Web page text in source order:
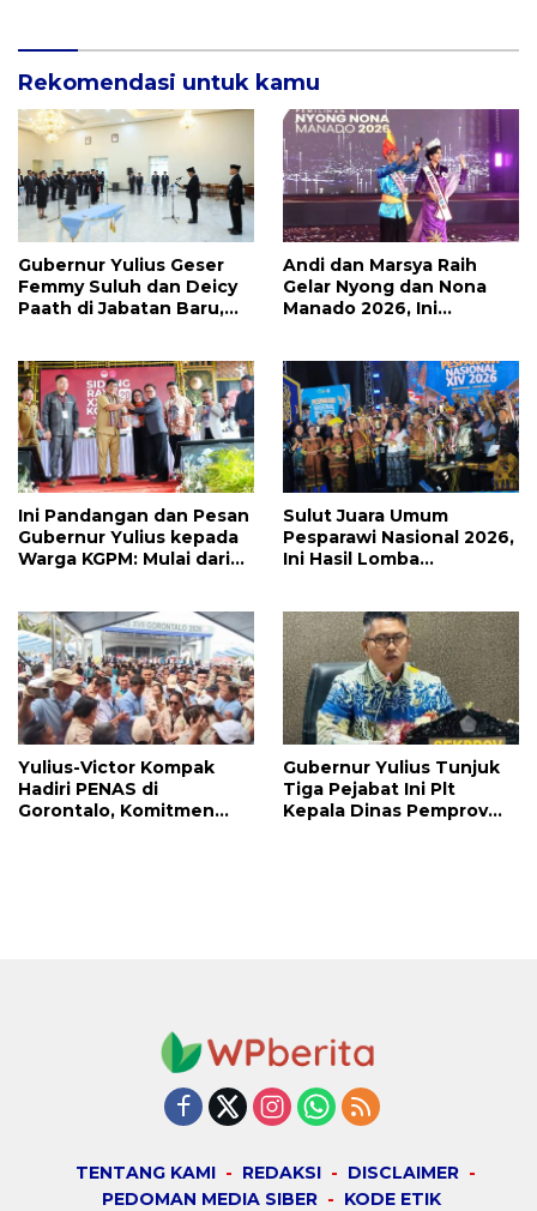
Rekomendasi untuk kamu
Gubernur Yulius Geser
Femmy Suluh dan Deicy
Paath di Jabatan Baru,
Andi dan Marsya Raih
Gelar Nyong dan Nona
Manado 2026, Ini
Ini Pandangan dan Pesan
Gubernur Yulius kepada
Warga KGPM: Mulai dari
Sulut Juara Umum
Pesparawi Nasional 2026,
Ini Hasil Lomba
Yulius-Victor Kompak
Hadiri PENAS di
Gorontalo, Komitmen
Gubernur Yulius Tunjuk
Tiga Pejabat Ini Plt
Kepala Dinas Pemprov
TENTANG KAMI REDAKSI
DISCLAIMER
PEDOMAN MEDIA SIBER
KODE ETIK